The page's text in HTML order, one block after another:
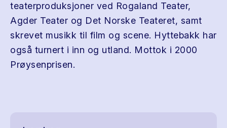
teaterproduksjoner ved Rogaland Teater,
Agder Teater og Det Norske Teateret, samt
skrevet musikk til film og scene. Hyttebakk har
også turnert i inn og utland. Mottok i 2000
Prøysenprisen.